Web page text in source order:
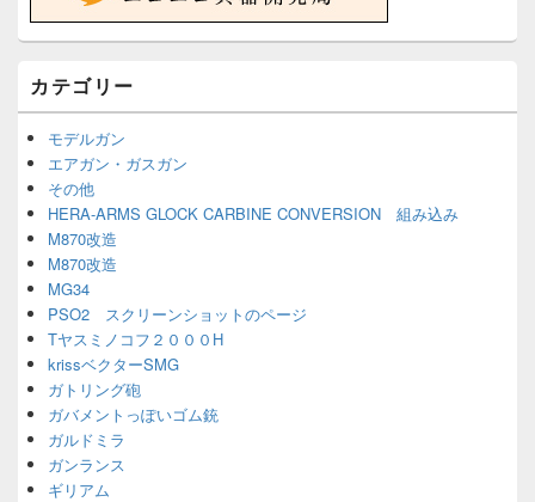
カテゴリー
モデルガン
エアガン・ガスガン
その他
HERA-ARMS GLOCK CARBINE CONVERSION 組み込み
M870改造
M870改造
MG34
PSO2 スクリーンショットのページ
Tヤスミノコフ２０００H
krissベクターSMG
ガトリング砲
ガバメントっぽいゴム銃
ガルドミラ
ガンランス
ギリアム